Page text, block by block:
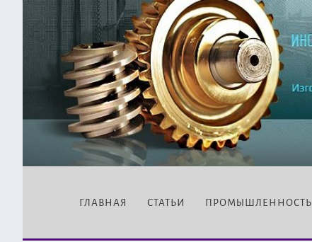
ГЛАВНАЯ СТАТЬИ ПРОМЫШЛЕННОСТЬ